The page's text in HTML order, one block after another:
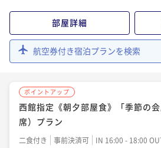
部屋詳細
航空券付き宿泊プランを検索
ポイントアップ
西館指定《朝夕部屋食》「季節の
席）プラン
二食付き 事前決済可
IN 16:00 - 18:00